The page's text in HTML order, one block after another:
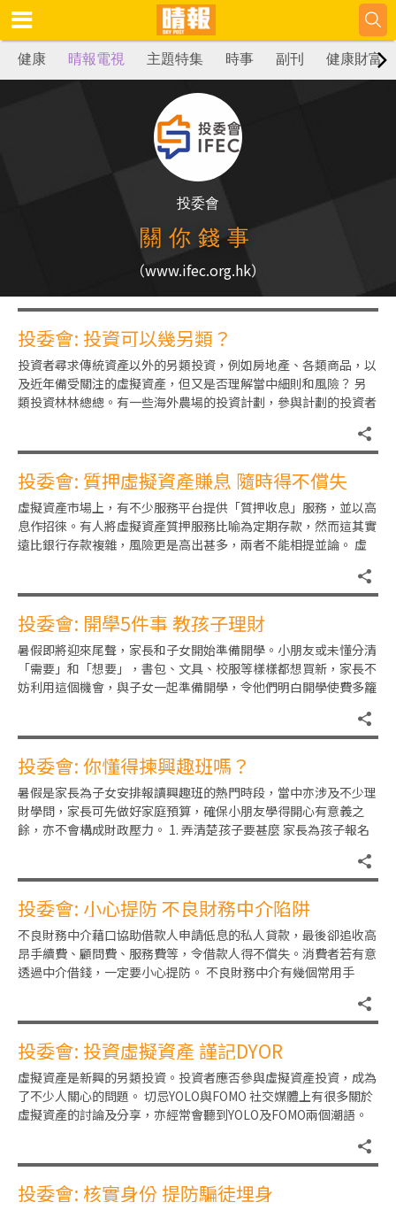
健康 晴報電視 主題特集 時事 副刊 健康財富
投委會
關你錢事
（www.ifec.org.hk）
投委會: 投資可以幾另類？
投資者尋求傳統資產以外的另類投資，例如房地產、各類商品，以
及近年備受關注的虛擬資產，但又是否理解當中細則和風險？ 另
類投資林林總總。有一些海外農場的投資計劃，參與計劃的投資者
投委會: 質押虛擬資產賺息 隨時得不償失
虛擬資產市場上，有不少服務平台提供「質押收息」服務，並以高
息作招徠。有人將虛擬資產質押服務比喻為定期存款，然而這其實
遠比銀行存款複雜，風險更是高出甚多，兩者不能相提並論。 虛
投委會: 開學5件事 教孩子理財
暑假即將迎來尾聲，家長和子女開始準備開學。小朋友或未懂分清
「需要」和「想要」，書包、文具、校服等樣樣都想買新，家長不
妨利用這個機會，與子女一起準備開學，令他們明白開學使費多籮
投委會: 你懂得揀興趣班嗎？
暑假是家長為子女安排報讀興趣班的熱門時段，當中亦涉及不少理
財學問，家長可先做好家庭預算，確保小朋友學得開心有意義之
餘，亦不會構成財政壓力。 1. 弄清楚孩子要甚麼 家長為孩子報名
投委會: 小心提防 不良財務中介陷阱
不良財務中介藉口協助借款人申請低息的私人貸款，最後卻追收高
昂手續費、顧問費、服務費等，令借款人得不償失。消費者若有意
透過中介借錢，一定要小心提防。 不良財務中介有幾個常用手
投委會: 投資虛擬資產 謹記DYOR
虛擬資產是新興的另類投資。投資者應否參與虛擬資產投資，成為
了不少人關心的問題。 切忌YOLO與FOMO 社交媒體上有很多關於
虛擬資產的討論及分享，亦經常會聽到YOLO及FOMO兩個潮語。
投委會: 核實身份 提防騙徒埋身